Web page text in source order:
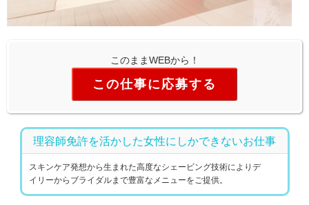
このままWEBから！
この仕事に応募する
理容師免許を活かした女性にしかできないお仕事
スキンケア発想から生まれた高度なシェービング技術によりデ
イリーからブライダルまで豊富なメニューをご提供。